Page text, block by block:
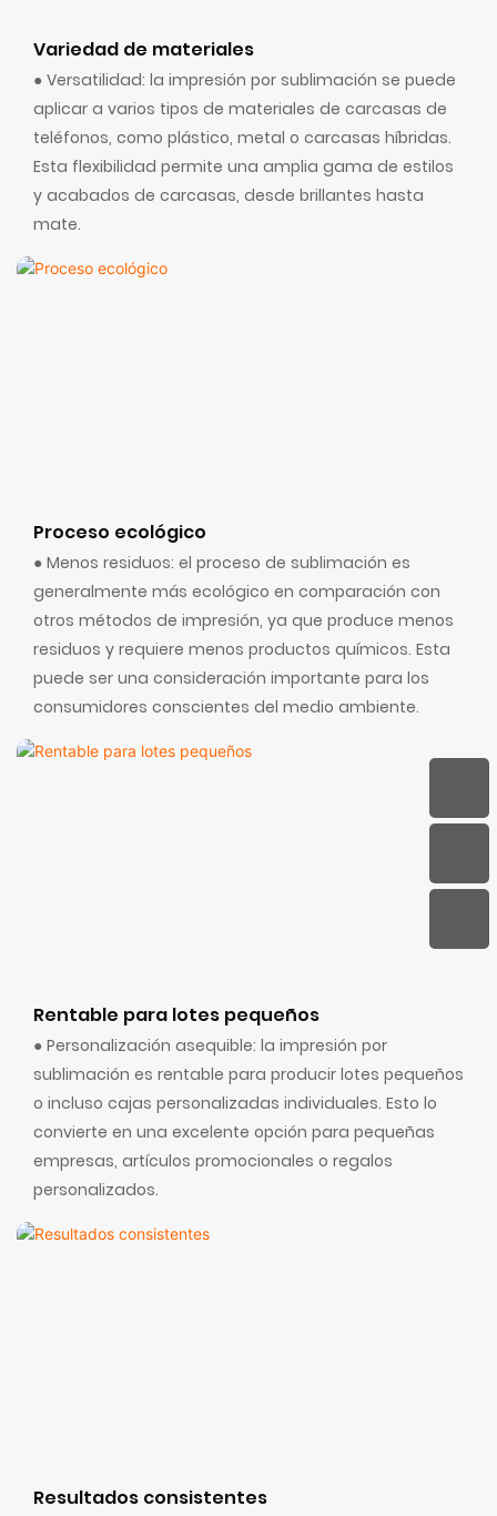
Variedad de materiales
● Versatilidad: la impresión por sublimación se puede
aplicar a varios tipos de materiales de carcasas de
teléfonos, como plástico, metal o carcasas híbridas.
Esta flexibilidad permite una amplia gama de estilos
y acabados de carcasas, desde brillantes hasta
mate.
Proceso ecológico
● Menos residuos: el proceso de sublimación es
generalmente más ecológico en comparación con
otros métodos de impresión, ya que produce menos
residuos y requiere menos productos químicos. Esta
puede ser una consideración importante para los
consumidores conscientes del medio ambiente.
Rentable para lotes pequeños
● Personalización asequible: la impresión por
sublimación es rentable para producir lotes pequeños
o incluso cajas personalizadas individuales. Esto lo
convierte en una excelente opción para pequeñas
empresas, artículos promocionales o regalos
personalizados.
Resultados consistentes